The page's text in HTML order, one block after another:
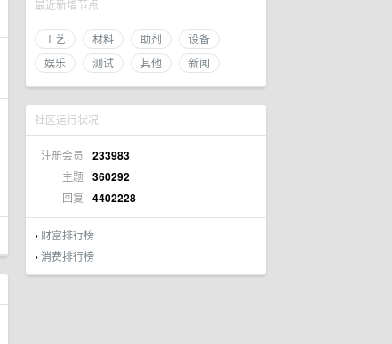
最近新增节点
工艺 材料 助剂
设备
娱乐
测试 其他 新闻
社区运行状况
注册会员 233983
主题 360292
回复 4402228
› 财富排行榜
› 消费排行榜